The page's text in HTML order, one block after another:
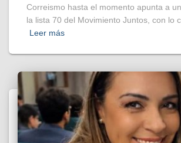
Correismo hasta el momento apunta a
la lista 70 del Movimiento Juntos, con lo
Leer más